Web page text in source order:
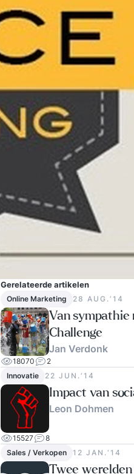
Gerelateerde artikelen
Online Marketing 28 AUG.‘14
Van sympathie
Challenge
Jan Verdonk
18070
2
Innovatie
22 JUN.‘14
Impact van
Leon Dohmen
15527
8
Sales / Verkopen
12 JAN.‘14
Twee